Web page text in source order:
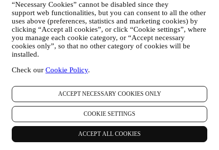
“Necessary Cookies” cannot be disabled since they
support web functionalities, but you can consent to all the other
uses above (preferences, statistics and marketing cookies) by
clicking “Accept all cookies”, or click “Cookie settings”, where
you manage each cookie category, or “Accept necessary
cookies only”, so that no other category of cookies will be
installed.
Check our Cookie Policy.
ACCEPT NECESSARY COOKIES ONLY
COOKIE SETTINGS
ACCEPT ALL COOKIES
Nous pouvons collecter des données personnelles vous concernant
lorsque vous visitez notre site web (le “Site web”), créez un compte
Le Creuset, achetez un produit Le Creuset sur le site Web ou en
boutique Signature et Outlet, ou lorsque vous vous abonnez à nos
communications marketing. En fonction de votre demande ou de
votre consentement, les données personnelles peuvent concerner :
le nom, le prénom, l’adresse électronique, la date de naissance
et d’autres coordonnées (adresse, numéro de téléphone), dans
qu’utilisateur invité ou l’abonnement à nos communications
marketing sur le site Web ou en magasin.
les données concernant votre achat, comme par exemple la
date et l’heure de l’achat, informations relatives la livraison,
au produit et au paiement, dans le but de gérer vos